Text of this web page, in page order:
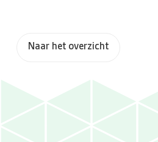
Naar het overzicht